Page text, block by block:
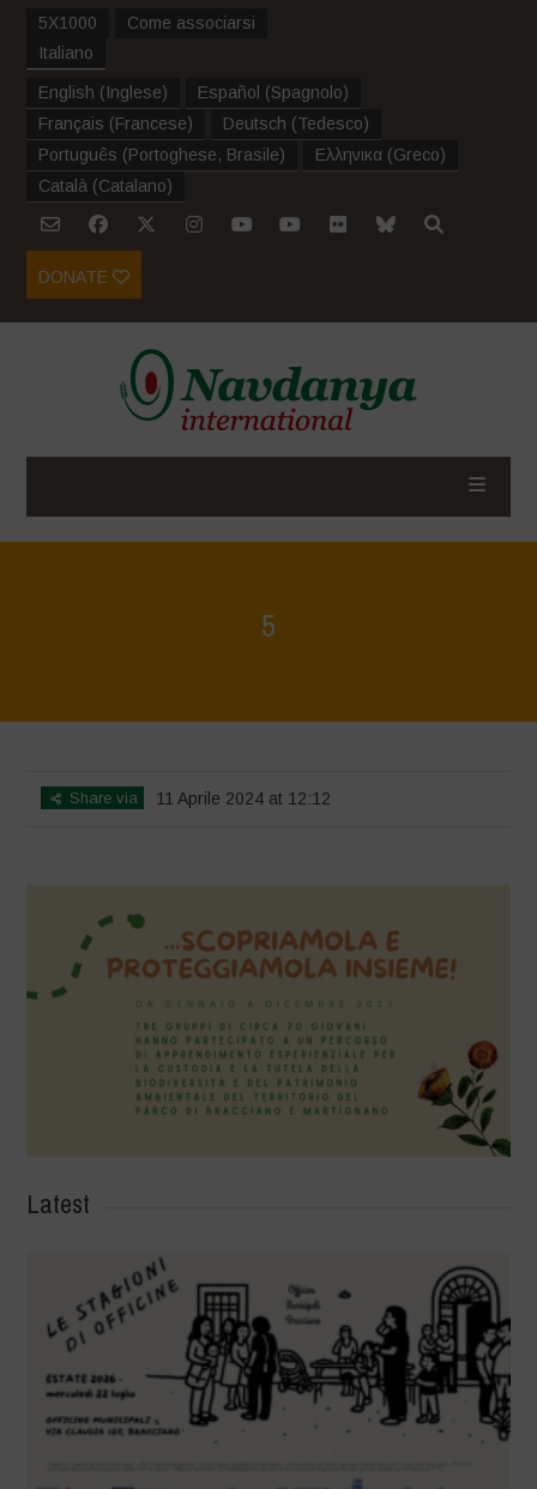
5X1000
Come associarsi
Italiano
English (Inglese) Español (Spagnolo)
Français (Francese) Deutsch (Tedesco)
Português (Portoghese, Brasile) Ελληνικα (Greco)
Català (Catalano)
DONATE
5
Share via 11 Aprile 2024 at 12:12
Latest